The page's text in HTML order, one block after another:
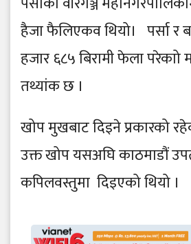
हैजा फैलिएकव थियो। पर्सा र
हजार ६८५ बिरामी फेला परेकाो
तथ्यांक छ ।
खोप मुखबाट दिइने प्रकारको
उक्त खोप यसअघि काठमाडौं
कपिलवस्तुमा दिइएको थियो ।